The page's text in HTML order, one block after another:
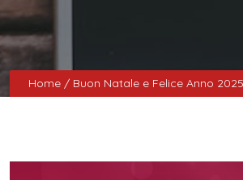
Home / Buon Natale e Felice Anno 2025